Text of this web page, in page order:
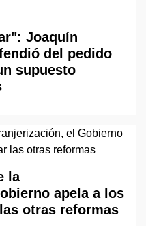
Joaquín
del pedido
supuesto
la
apela a los
otras reformas